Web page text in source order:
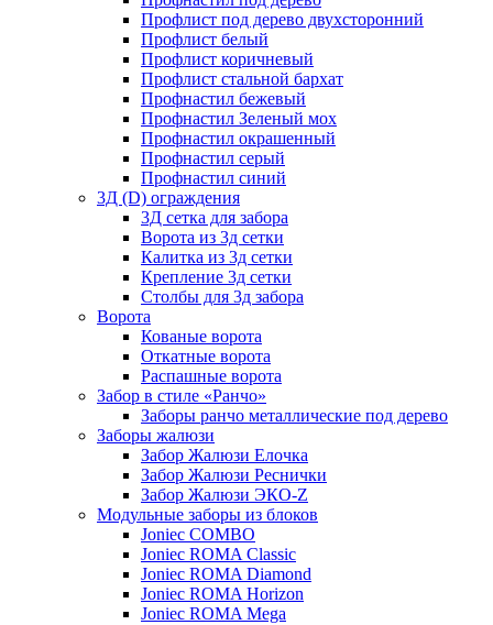
Профлист под дерево двухсторонний
Профлист белый
Профлист коричневый
Профлист стальной бархат
Профнастил бежевый
Профнастил Зеленый мох
Профнастил окрашенный
Профнастил серый
Профнастил синий
3Д (D) ограждения
3Д сетка для забора
Ворота из 3д сетки
Калитка из 3д сетки
Крепление 3д сетки
Столбы для 3д забора
Ворота
Кованые ворота
Откатные ворота
Распашные ворота
Забор в стиле «Ранчо»
Заборы ранчо металлические под дерево
Заборы жалюзи
Забор Жалюзи Елочка
Забор Жалюзи Реснички
Забор Жалюзи ЭКО-Z
Модульные заборы из блоков
Joniec COMBO
Joniec ROMA Classic
Joniec ROMA Diamond
Joniec ROMA Horizon
Joniec ROMA Mega